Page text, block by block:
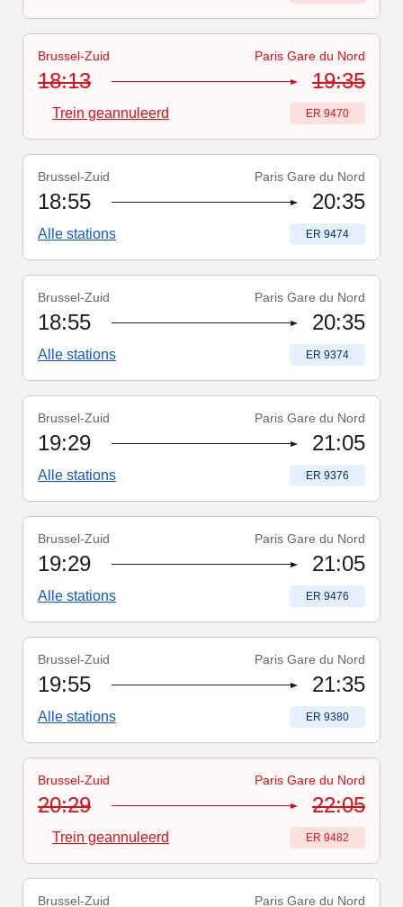
Treinnummer:
ER 9470-Trein geannuleerd
Brussel-Zuid Paris Gare du Nord
18:13 19:35
Trein geannuleerd Treinnummer
ER 9470
Treinnummer:
ER 9474
Brussel-Zuid Paris Gare du Nord
18:55 20:35
Alle stations Treinnummer
ER 9474
Treinnummer:
ER 9374
Brussel-Zuid Paris Gare du Nord
18:55 20:35
Alle stations Treinnummer
ER 9374
Treinnummer:
ER 9376
Brussel-Zuid Paris Gare du Nord
19:29 21:05
Alle stations Treinnummer
ER 9376
Treinnummer:
ER 9476
Brussel-Zuid Paris Gare du Nord
19:29 21:05
Alle stations Treinnummer
ER 9476
Treinnummer:
ER 9380
Brussel-Zuid Paris Gare du Nord
19:55 21:35
Alle stations Treinnummer
ER 9380
Treinnummer:
ER 9482-Trein geannuleerd
Brussel-Zuid Paris Gare du Nord
20:29 22:05
Trein geannuleerd Treinnummer
ER 9482
Treinnummer:
ER 9382
Brussel-Zuid Paris Gare du Nord